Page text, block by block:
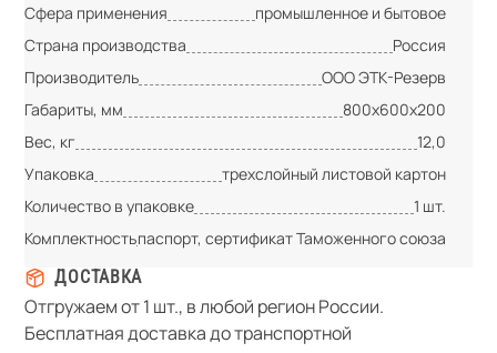
Сфера применения
промышленное и бытовое
Страна производства
Россия
Производитель
ООО ЭТК-Резерв
Габариты, мм
800х600х200
Вес, кг
12,0
Упаковка
трехслойный листовой картон
Количество в упаковке
1 шт.
Комплектностьпаспорт, сертификат Таможенного союза
ДОСТАВКА
Отгружаем от 1 шт., в любой регион России.
Бесплатная доставка до транспортной